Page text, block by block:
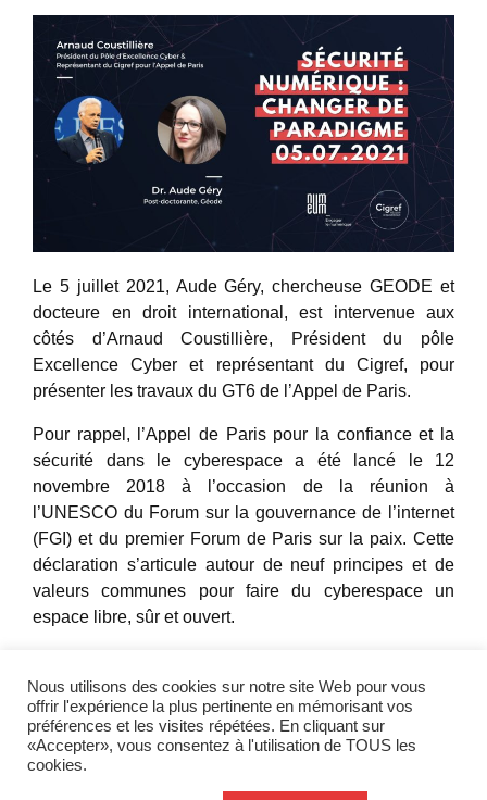
Le 5 juillet 2021, Aude Géry, chercheuse GEODE et
docteure en droit international, est intervenue aux
côtés d’Arnaud Coustillière, Président du pôle
Excellence Cyber et représentant du Cigref, pour
présenter les travaux du GT6 de l’Appel de Paris.
Pour rappel, l’Appel de Paris pour la confiance et la
sécurité dans le cyberespace a été lancé le 12
novembre 2018 à l’occasion de la réunion à
l’UNESCO du Forum sur la gouvernance de l’internet
(FGI) et du premier Forum de Paris sur la paix. Cette
déclaration s’articule autour de neuf principes et de
valeurs communes pour faire du cyberespace un
espace libre, sûr et ouvert.
Partager l'actualité
Twitter LinkedIn
Nous utilisons des cookies sur notre site Web pour vous
offrir l'expérience la plus pertinente en mémorisant vos
préférences et les visites répétées. En cliquant sur
«Accepter», vous consentez à l'utilisation de TOUS les
cookies.